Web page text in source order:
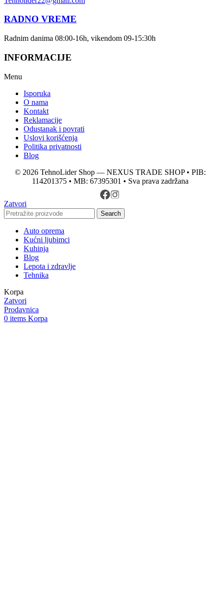
RADNO VREME
Radnim danima 08:00-16h, vikendom 09-15:30h
INFORMACIJE
Menu
Isporuka
O nama
Kontakt
Reklamacije
Odustanak i povrati
Uslovi korišćenja
Politika privatnosti
Blog
© 2026 TehnoLider Shop — NEXUS TRADE SHOP • PIB:
114201375 • MB: 67395301 • Sva prava zadržana
Zatvori
Search
Auto oprema
Kućni ljubimci
Kuhinja
Blog
Lepota i zdravlje
Tehnika
Korpa
Zatvori
Prodavnica
0 items Korpa